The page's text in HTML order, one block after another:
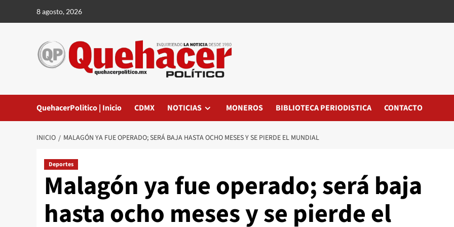
8 agosto, 2026
QuehacerPolitico | Inicio CDMX NOTICIAS MONEROS BIBLIOTECA PERIODISTICA CONTACTO
INICIO MALAGÓN YA FUE OPERADO; SERÁ BAJA HASTA OCHO MESES Y SE PIERDE EL MUNDIAL
Deportes
Malagón ya fue operado; será baja
hasta ocho meses y se pierde el